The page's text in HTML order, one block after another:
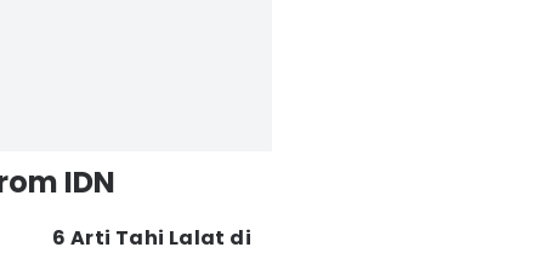
IDN
6 Arti Tahi Lalat di